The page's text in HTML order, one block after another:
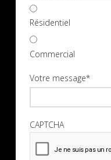
Résidentiel
Commercial
Votre message*
CAPTCHA